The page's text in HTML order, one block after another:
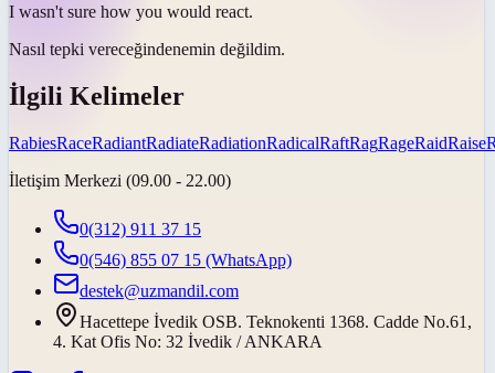
I wasn't sure how you would react.
Nasıl tepki vereceğindenemin değildim.
İlgili Kelimeler
RabiesRaceRadiantRadiateRadiationRadicalRaftRagRageRaidRaise
İletişim Merkezi (09.00 - 22.00)
0(312) 911 37 15
0(546) 855 07 15 (WhatsApp)
destek@uzmandil.com
Hacettepe İvedik OSB. Teknokenti 1368. Cadde No.61,
4. Kat Ofis No: 32 İvedik / ANKARA